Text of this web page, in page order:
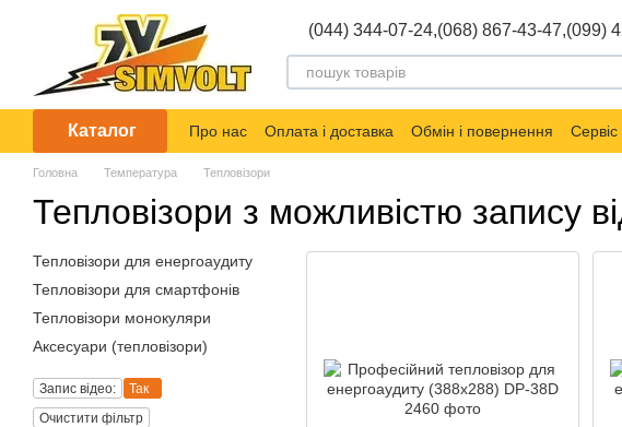
Перейти до основного контенту
(044) 344-07-24,(068) 867-43-47,(099)
Каталог Про нас Оплата і доставка Обмін і повернення Сервіс
Головна Температура Тепловізори
Тепловізори з можливістю запису
Тепловізори для енергоаудиту
Тепловізори для смартфонів
Тепловізори монокуляри
Аксесуари (тепловізори)
Запис відео:
Так
Очистити фільтр